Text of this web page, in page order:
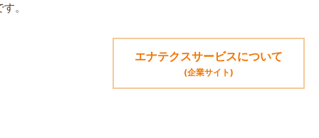
。
エナテクスサービスについて
(企業サイト)